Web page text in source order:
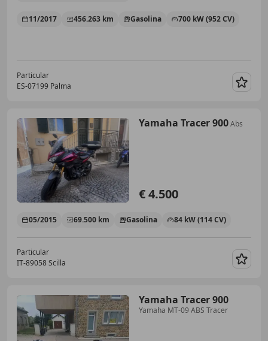
11/2017 456.263 km Gasolina 700 kW (952 CV)
Particular
ES-07199 Palma
Yamaha Tracer 900Abs
€ 4.500
05/2015 69.500 km Gasolina 84 kW (114 CV)
Particular
IT-89058 Scilla
Yamaha Tracer 900
Yamaha MT-09 ABS Tracer